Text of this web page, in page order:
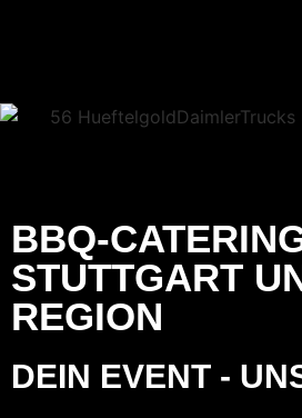
BBQ-
STUTTGART
REGION
DEIN EVENT -